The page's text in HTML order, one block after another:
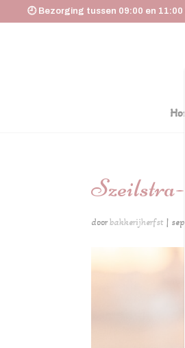
🕘 Bezorging tussen 09:00 en
Szeilstra-
doorbakkerijherfst |